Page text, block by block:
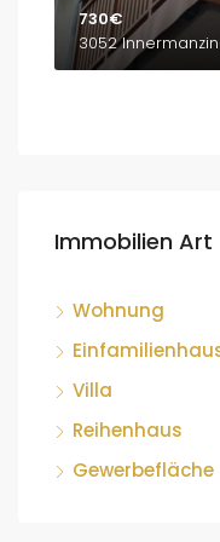
730€
3052
Immobilien Art
Wohnung
Villa
Reihenhaus
Gewerbefläche